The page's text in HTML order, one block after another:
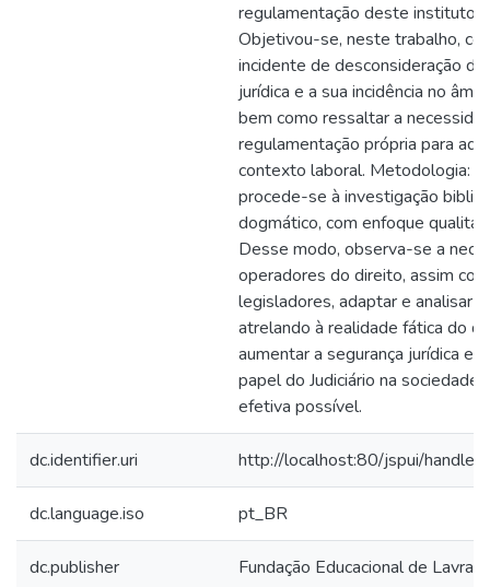
regulamentação deste instituto.
Objetivou-se, neste trabalho,
incidente de desconsideração
jurídica e a sua incidência no
bem como ressaltar a
regulamentação própria para
contexto laboral. Metodologia:
procede-se à investigação
dogmático, com enfoque
Desse modo, observa-se a
operadores do direito, assim
legisladores, adaptar e analisar
atrelando à realidade fática do
aumentar a segurança jurídica e,
papel do Judiciário na sociedade
efetiva possível.
dc.identifier.uri http://localhost:80/jspui/
dc.language.iso pt_BR
dc.publisher Fundação Educacional de Lavras